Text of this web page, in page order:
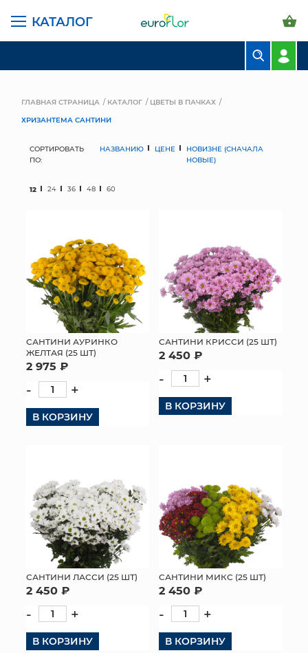
КАТАЛОГ
СВАДЕБНАЯ ФЛОРИСТИКА
ГРУНТЫ И УДОБРЕНИЯ
ПРЕДМЕТЫ ИНТЕРЬЕРА
МЯГКИЕ ИГРУШКИ
КОРЗИНЫ
ПАКЕТЫ И СУМКИ
ПОДАРОЧНЫЕ КАРТЫ
ТОРГОВЫЙ ЦЕНТР
ОПТОВЫМ КЛИЕНТАМ
ДОСТАВКА И ОПЛАТА
КОНТАКТЫ
ГЛАВНАЯ СТРАНИЦА КАТАЛОГ
ЦВЕТЫ В ПАЧКАХ
ХРИЗАНТЕМА САНТИНИ
СОРТИРОВАТЬ
ПО:
НАЗВАНИЮ ЦЕНЕ
НОВИЗНЕ (СНАЧАЛА
НОВЫЕ)
12 24 36 48 60
САНТИНИ АУРИНКО
ЖЕЛТАЯ (25 ШТ)
2 975 ₽
- +
В КОРЗИНУ
САНТИНИ КРИССИ (25 ШТ)
2 450 ₽
- +
В КОРЗИНУ
САНТИНИ ЛАССИ (25 ШТ)
2 450 ₽
- +
В КОРЗИНУ
САНТИНИ МИКС (25 ШТ)
2 450 ₽
- +
В КОРЗИНУ